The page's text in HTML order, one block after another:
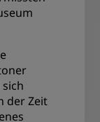
der Zeit